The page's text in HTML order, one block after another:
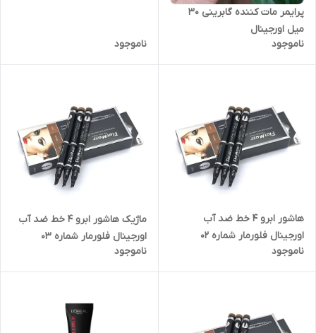
پرایمر مات کننده گابرینی 30
میل اورجینال
ناموجود
ناموجود
هاشور ابرو ۴ خط ضد آب
اورجینال فلورمار شماره ۰۲
ناموجود
ماژیک هاشور ابرو ۴ خط ضد آب
اورجینال فلورمار شماره ۰۳
ناموجود